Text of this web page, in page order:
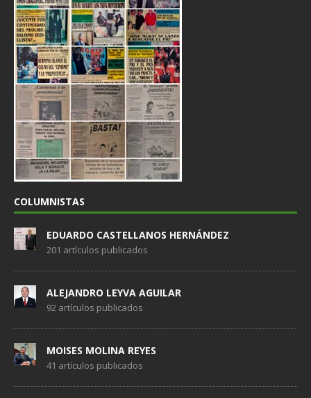
COLUMNISTAS
EDUARDO CASTELLANOS HERNÁNDEZ
201 artículos publicados
ALEJANDRO LEYVA AGUILAR
92 artículos publicados
MOISES MOLINA REYES
41 artículos publicados